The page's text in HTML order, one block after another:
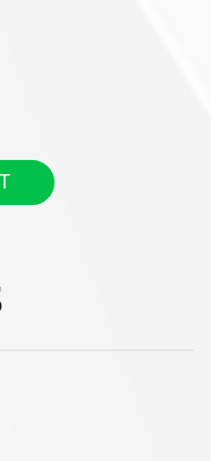
Design on